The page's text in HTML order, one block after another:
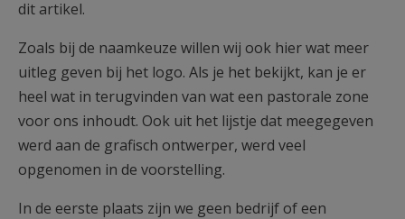
dit artikel.
Zoals bij de naamkeuze willen wij ook hier wat meer
uitleg geven bij het logo. Als je het bekijkt, kan je er
heel wat in terugvinden van wat een pastorale zone
voor ons inhoudt. Ook uit het lijstje dat meegegeven
werd aan de grafisch ontwerper, werd veel
opgenomen in de voorstelling.
In de eerste plaats zijn we geen bedrijf of een